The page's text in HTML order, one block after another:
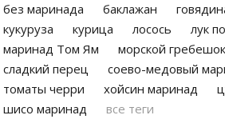
без маринада баклажан
кукуруза
курица лосось
лук
маринад Том Ям
морской гребешок
сладкий перец
соево-медовый
томаты черри
хойсин маринад
шисо маринад
все теги